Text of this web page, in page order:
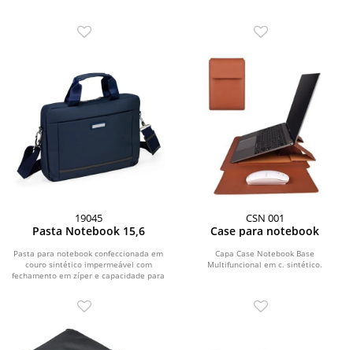
19045
Pasta Notebook 15,6
Pasta para notebook confeccionada em
couro sintético impermeável com
fechamento em zíper e capacidade para
CSN 001
Case para notebook
Capa Case Notebook Base
Multifuncional em c. sintético.